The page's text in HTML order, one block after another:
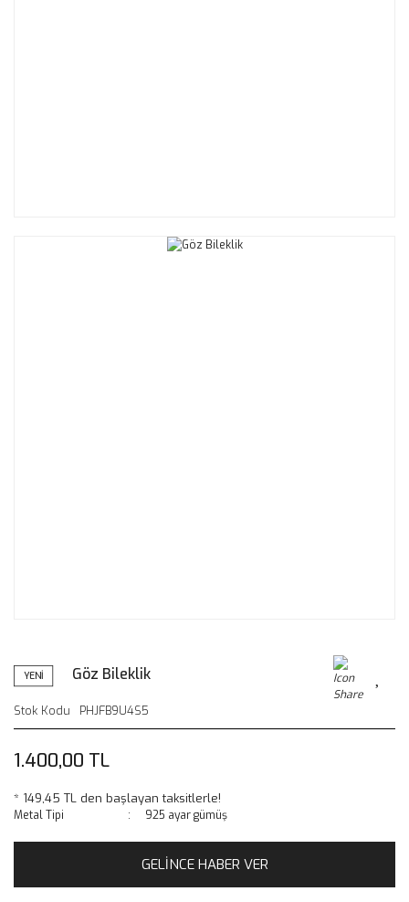
YENİ Göz Bileklik
Stok Kodu PHJFB9U4S5
1.400,00 TL
* 149,45 TL den başlayan taksitlerle!
Metal Tipi 925 ayar gümüş
GELİNCE HABER VER